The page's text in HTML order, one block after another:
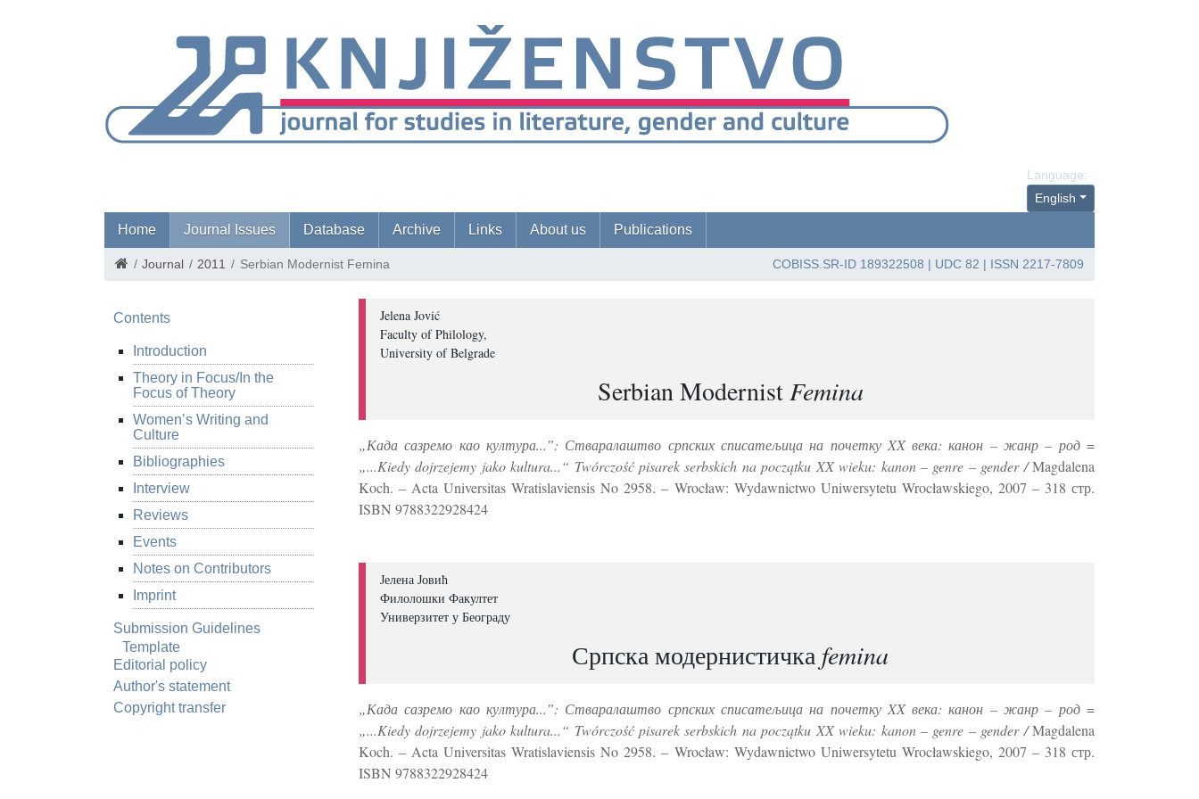
Language:
English
Home Journal Issues Database Archive Links About us Publications
Journal 2011 Serbian Modernist Femina COBISS.SR-ID 189322508 | UDC 82 | ISSN 2217-7809
Contents
Introduction
Theory in Focus/In the
Focus of Theory
Women’s Writing and
Culture
Bibliographies
Interview
Reviews
Events
Notes on Contributors
Imprint
Submission Guidelines
Template
Editorial policy
Author's statement
Copyright transfer
Jelena Jović
Faculty of Philology,
University of Belgrade
Serbian ModernistFemina
„Када сазремо као култура...”: Стваралаштво српских списатељица на почетку XX века: канон – жанр – род=
„...Kiedy dojrzejemy jako kultura...“ Twórczość pisarek serbskich na początku XX wieku: kanon – genre – gender /Magdalena
Koch. – Acta Universitas Wratislaviensis No 2958. – Wrocław: Wydawnictwo Uniwersytetu Wrocławskiego, 2007 – 318 стр.
ISBN 9788322928424
Јелена Јовић
Филолошки Факултет
Универзитет у Београду
Српска модернистичка femina
„Када сазремо као култура...”: Стваралаштво српских списатељица на почетку XX века: канон – жанр – род=
„...Kiedy dojrzejemy jako kultura...“ Twórczość pisarek serbskich na początku XX wieku: kanon – genre – gender /Magdalena
Koch. – Acta Universitas Wratislaviensis No 2958. – Wrocław: Wydawnictwo Uniwersytetu Wrocławskiego, 2007 – 318 стр.
ISBN 9788322928424